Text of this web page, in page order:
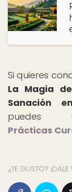
Si quieres
La Magia
Sanación
puedes
Prácticas
¿TE GUSTÓ?